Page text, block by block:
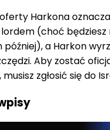
Harkona
(choć będziesz
później), a Harkon
Aby zostać
zgłosić się do